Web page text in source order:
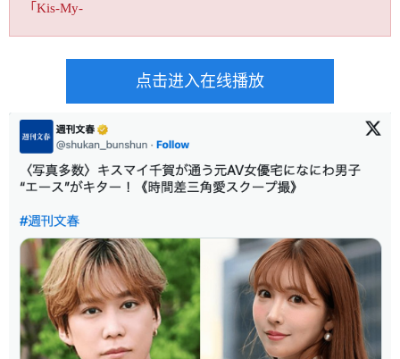
「Kis-My-
点击进入在线播放